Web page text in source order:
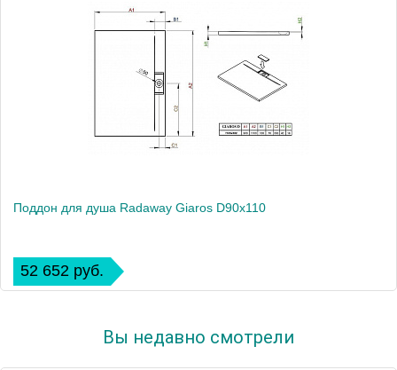
Поддон для душа Radaway Giaros D90x110
52 652 руб.
Вы недавно смотрели